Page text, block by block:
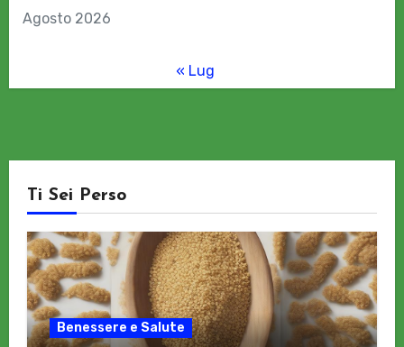
Agosto 2026
« Lug
Ti Sei Perso
Benessere e Salute